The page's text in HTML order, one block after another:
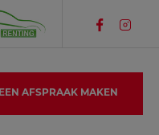
Volg
Facebook
Volg
Prins
EEN AFSPRAAK MAKEN